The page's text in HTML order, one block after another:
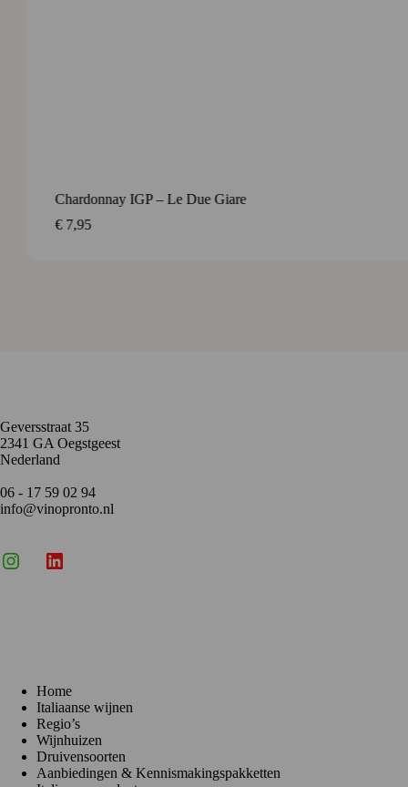
Geversstraat 35
2341 GA Oegstgeest
Nederland
06 - 17 59 02 94
info@vinopronto.nl
InstagramLinkedIn
Home
Italiaanse wijnen
Regio’s
Wijnhuizen
Druivensoorten
Aanbiedingen & Kennismakingspakketten